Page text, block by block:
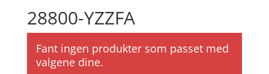
28800-YZZFA
Fant ingen produkter som passet med
valgene dine.